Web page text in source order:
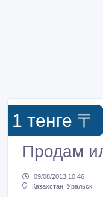
1 тенге 〒
Продам
09/08/2013 10:46
Казахстан, Уральск